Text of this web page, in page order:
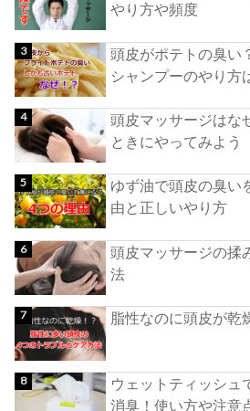
やり方や頻度
頭皮がポテトの臭い
シャンプーのやり方
頭皮マッサージはな
ときにやってみよう
ゆず油で頭皮の臭い
由と正しいやり方
頭皮マッサージの揉
法
脂性なのに頭皮が乾
ウェットティッシュ
消臭！使い方や注意